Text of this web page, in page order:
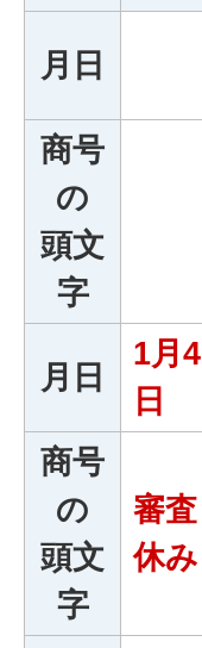
月日
商号
の
頭文
字
月日
1月4
日
商号
の
頭文
字
審査
休み